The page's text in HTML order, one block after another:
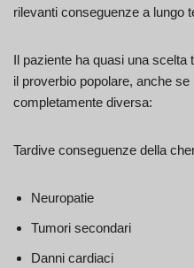
rilevanti conseguenze a lungo
Il paziente ha quasi una
il proverbio popolare, anche
completamente diversa:
Tardive conseguenze della
Neuropatie
Tumori secondari
Danni cardiaci